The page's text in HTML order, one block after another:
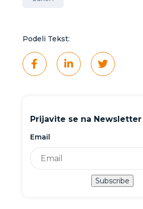
Podeli Tekst:
Prijavite se na Newsletter
Email
Subscribe